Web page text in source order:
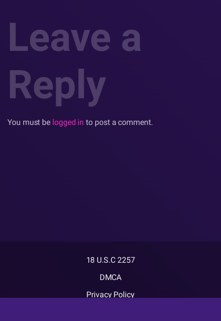
Leave a
Reply
You must be logged in to post a comment.
18 U.S.C 2257
DMCA
Privacy Policy